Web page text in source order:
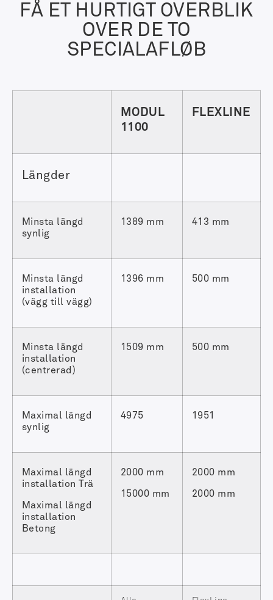
FÅ ET HURTIGT OVERBLIK
OVER DE TO
SPECIALAFLØB
MODUL
1100
FLEXLINE
Längder
Minsta längd
synlig
1389 mm 413 mm
Minsta längd
installation
(vägg till vägg)
1396 mm 500 mm
Minsta längd
installation
(centrerad)
1509 mm 500 mm
Maximal längd
synlig
4975 1951
Maximal längd
installation Trä
Maximal längd
installation
Betong
2000 mm
15000 mm
2000 mm
2000 mm